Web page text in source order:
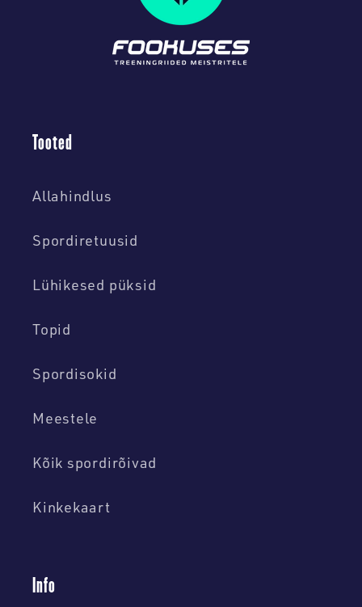
Tooted
Allahindlus
Spordiretuusid
Lühikesed püksid
Topid
Spordisokid
Meestele
Kõik spordirõivad
Kinkekaart
Info